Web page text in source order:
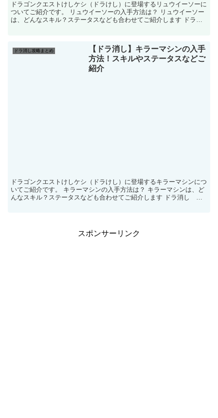
ドラゴンクエストけしケシ（ドラけし）に登場するリュウイーソーに
ついてご紹介です。 リュウイーソーの入手方法は？ リュウイーソー
は、どんなスキル？ステータスなども合わせてご紹介します ドラ消
ドラ消し攻略まとめ
【ドラ消し】キラーマシンの入手
方法！スキルやステータスなどご
紹介
ドラゴンクエストけしケシ（ドラけし）に登場するキラーマシンにつ
いてご紹介です。 キラーマシンの入手方法は？ キラーマシンは、ど
んなスキル？ステータスなども合わせてご紹介します ドラ消し キ
スポンサーリンク